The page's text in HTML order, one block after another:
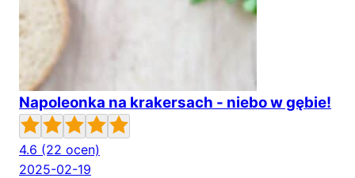
Napoleonka na krakersach - niebo w gębie!
4.6 (22 ocen)
2025-02-19